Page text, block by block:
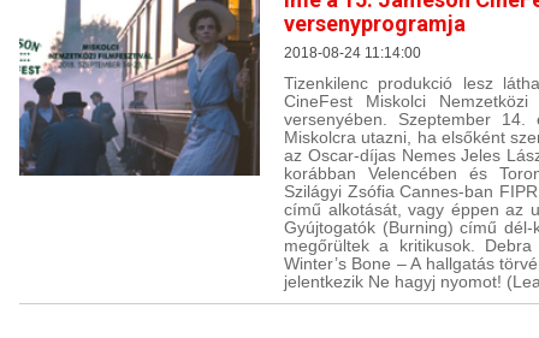
versenyprogramja
2018-08-24 11:14:00
Tizenkilenc produkció lesz
CineFest Miskolci Nemzetközi
versenyében. Szeptember
Miskolcra utazni, ha elsőként
az Oscar-díjas Nemes Jeles
korábban Velencében és
Szilágyi Zsófia Cannes-ban
című alkotását, vagy éppen az
Gyújtogatók (Burning) című
megőrültek a kritikusok.
Winter’s Bone – A hallgatás
jelentkezik Ne hagyj nyomot!